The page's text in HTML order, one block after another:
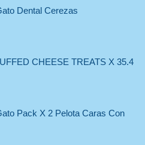
Dental Cerezas
CHEESE TREATS X 35.4
Pack X 2 Pelota Caras Con